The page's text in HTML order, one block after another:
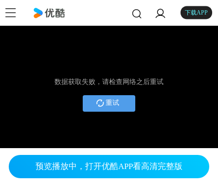
下载APP
数据获取失败，请检查网络之后重试
重试
预览播放中，打开优酷APP看高清完整版